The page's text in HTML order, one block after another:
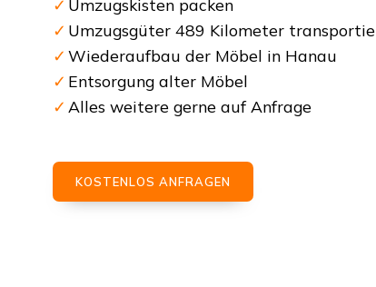
Umzugskisten packen
Umzugsgüter 489 Kilometer
Wiederaufbau der Möbel in Hanau
Entsorgung alter Möbel
Alles weitere gerne auf Anfrage
KOSTENLOS ANFRAGEN